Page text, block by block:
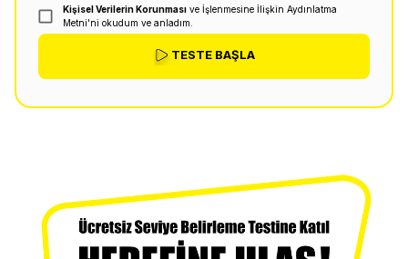
Kişisel Verilerin Korunması ve İşlenmesine İlişkin Aydınlatma
Metni'ni okudum ve anladım.
TESTE BAŞLA